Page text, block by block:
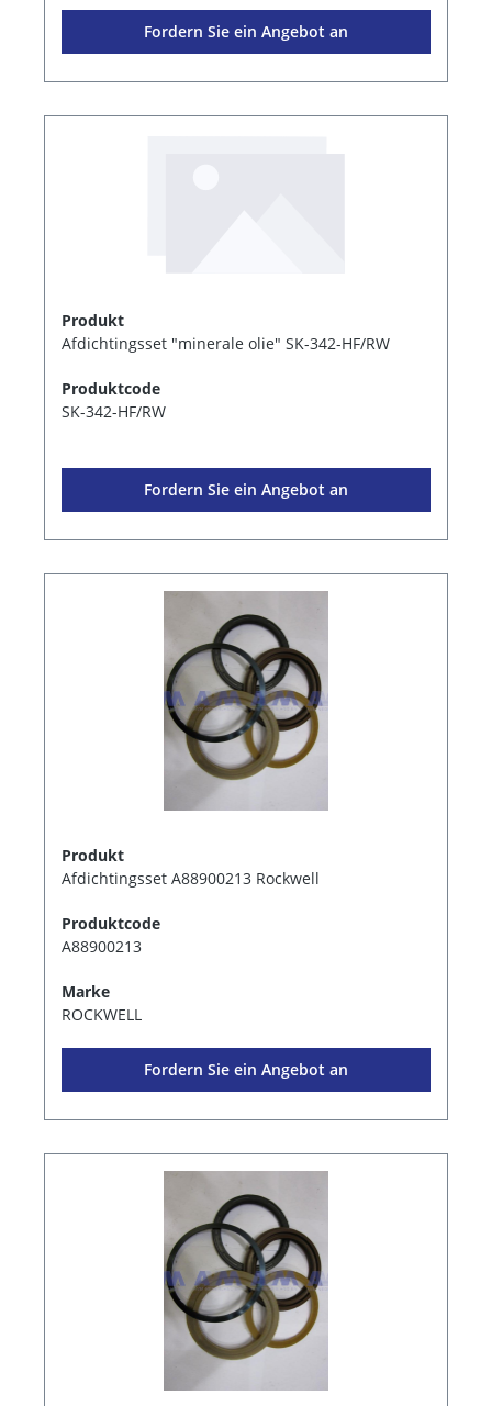
Fordern Sie ein Angebot an
Produkt
Afdichtingsset "minerale olie" SK-342-HF/RW
Produktcode
SK-342-HF/RW
Fordern Sie ein Angebot an
Produkt
Afdichtingsset A88900213 Rockwell
Produktcode
A88900213
Marke
ROCKWELL
Fordern Sie ein Angebot an